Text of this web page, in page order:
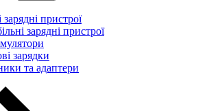
пристрої
зарядні пристрої
зарядки
та адаптери